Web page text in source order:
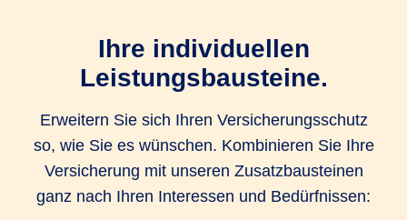
Ihre individuellen
Leistungsbausteine.
Erweitern Sie sich Ihren Versicherungsschutz
so, wie Sie es wünschen. Kombinieren Sie Ihre
Versicherung mit unseren Zusatzbausteinen
ganz nach Ihren Interessen und Bedürfnissen: